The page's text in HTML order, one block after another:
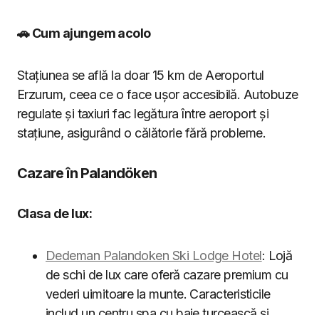
🚗 Cum ajungem acolo
Stațiunea se află la doar 15 km de Aeroportul
Erzurum, ceea ce o face ușor accesibilă. Autobuze
regulate și taxiuri fac legătura între aeroport și
stațiune, asigurând o călătorie fără probleme.
Cazare în Palandöken
Clasa de lux:
Dedeman Palandoken Ski Lodge Hotel: Lojă
de schi de lux care oferă cazare premium cu
vederi uimitoare la munte. Caracteristicile